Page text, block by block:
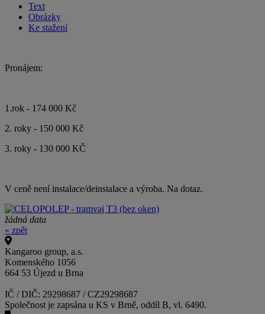
Text
Obrázky
Ke stažení
Pronájem:
1.rok - 174 000 Kč
2. roky - 150 000 Kč
3. roky - 130 000 KČ
V ceně není instalace/deinstalace a výroba. Na dotaz.
žádná data
« zpět
Kangaroo group, a.s.
Komenského 1056
664 53 Újezd u Brna
IČ / DIČ: 29298687 / CZ29298687
Společnost je zapsána u KS v Brně, oddíl B, vl. 6490.